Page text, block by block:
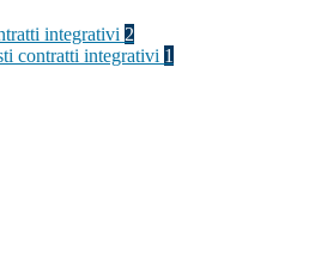
integrativi 2
contratti integrativi 1